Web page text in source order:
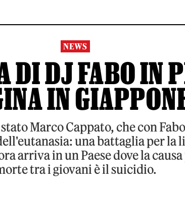
NEWS
DI DJ FABO IN
IN
Marco Cappato, che con
una battaglia per la
arriva in un Paese dove la
tra i giovani è il suicidio.